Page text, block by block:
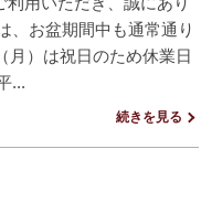
、お盆期間中も通常通り
）は祝日のため休業日
...
続きを見る